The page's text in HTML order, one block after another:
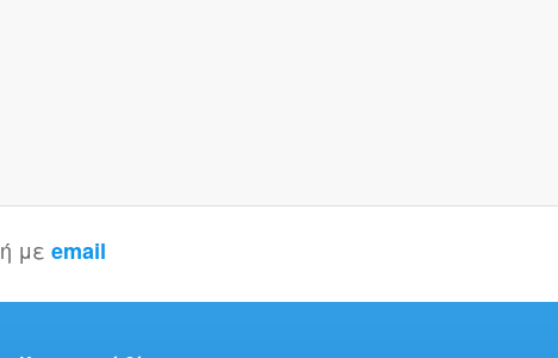
ή με email